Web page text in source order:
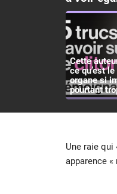
Cette
ce qu’est
organe si
pourtant
Une raie
apparence